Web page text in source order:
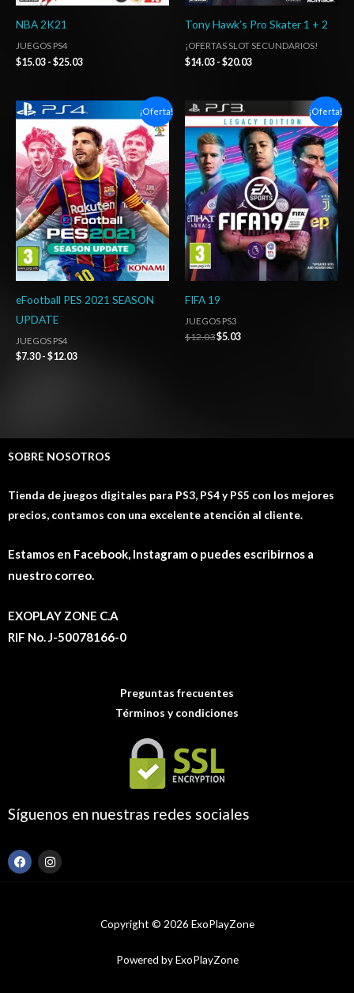
NBA 2K21
JUEGOS PS4
$15.03 - $25.03
Tony Hawk’s Pro Skater 1 + 2
¡OFERTAS SLOT SECUNDARIOS!
$14.03 - $20.03
¡Oferta!
eFootball PES 2021 SEASON
UPDATE
JUEGOS PS4
$7.30 - $12.03
Rango
de
precios:
desde
$7.30
hasta
$12.03
¡Oferta!
FIFA 19
JUEGOS PS3
$12.03
El
precio
original
era:
$12.03.
$5.03
El
precio
actual
es:
$5.03.
SOBRE NOSOTROS
Tienda de juegos digitales para PS3, PS4 y PS5 con los mejores
precios, contamos con una excelente atención al cliente.
Estamos en Facebook, Instagram o puedes escribirnos a
nuestro correo.
EXOPLAY ZONE C.A
RIF No. J-50078166-0
Preguntas frecuentes
Términos y condiciones
Síguenos en nuestras redes sociales
F
a
I
n
Copyright © 2026 ExoPlayZone
Powered by ExoPlayZone